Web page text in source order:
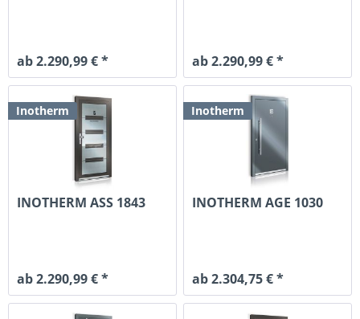
ab 2.290,99 € * ab 2.290,99 € *
Inotherm
INOTHERM ASS 1843
ab 2.290,99 € *
Inotherm
INOTHERM AGE 1030
ab 2.304,75 € *